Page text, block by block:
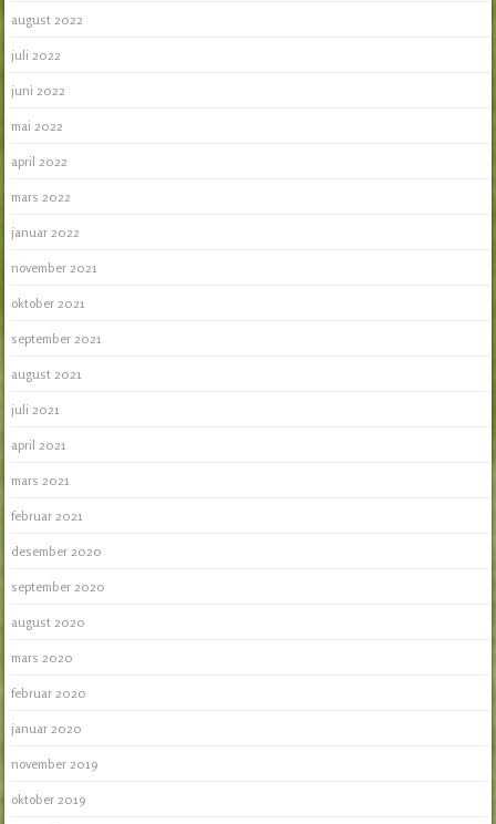
august 2022
juli 2022
juni 2022
mai 2022
april 2022
mars 2022
januar 2022
november 2021
oktober 2021
september 2021
august 2021
juli 2021
april 2021
mars 2021
februar 2021
desember 2020
september 2020
august 2020
mars 2020
februar 2020
januar 2020
november 2019
oktober 2019